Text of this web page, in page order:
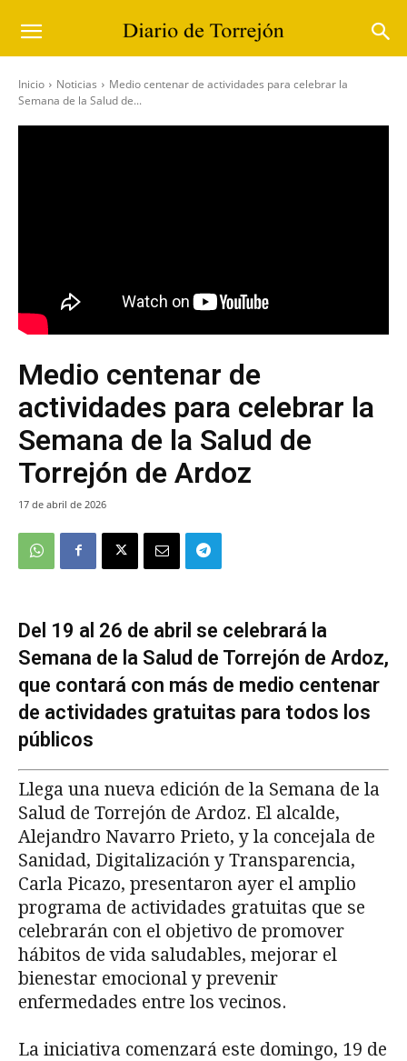
Inicio Noticias
Medio centenar de actividades para celebrar la
Semana de la Salud de...
Medio centenar de
actividades para celebrar la
Semana de la Salud de
Torrejón de Ardoz
17 de abril de 2026
Del 19 al 26 de abril se celebrará la
Semana de la Salud de Torrejón de Ardoz,
que contará con más de medio centenar
de actividades gratuitas para todos los
públicos
Llega una nueva edición de la Semana de la
Salud de Torrejón de Ardoz. El alcalde,
Alejandro Navarro Prieto, y la concejala de
Sanidad, Digitalización y Transparencia,
Carla Picazo, presentaron ayer el amplio
programa de actividades gratuitas que se
celebrarán con el objetivo de promover
hábitos de vida saludables, mejorar el
bienestar emocional y prevenir
enfermedades entre los vecinos.
La iniciativa comenzará este domingo, 19 de